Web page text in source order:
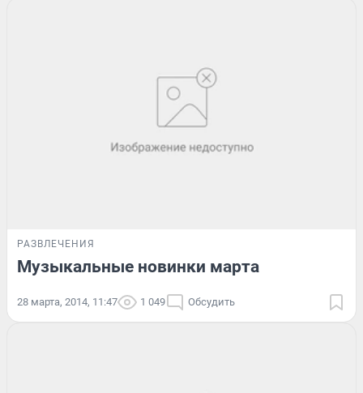
РАЗВЛЕЧЕНИЯ
Музыкальные новинки марта
28 марта, 2014, 11:47 1 049 Обсудить